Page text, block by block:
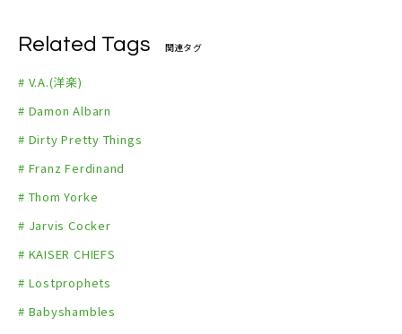
Related Tags 関連タグ
# V.A.(洋楽)
# Damon Albarn
# Dirty Pretty Things
# Franz Ferdinand
# Thom Yorke
# Jarvis Cocker
# KAISER CHIEFS
# Lostprophets
# Babyshambles